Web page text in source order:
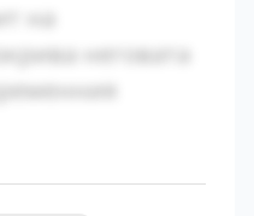
на
неговата